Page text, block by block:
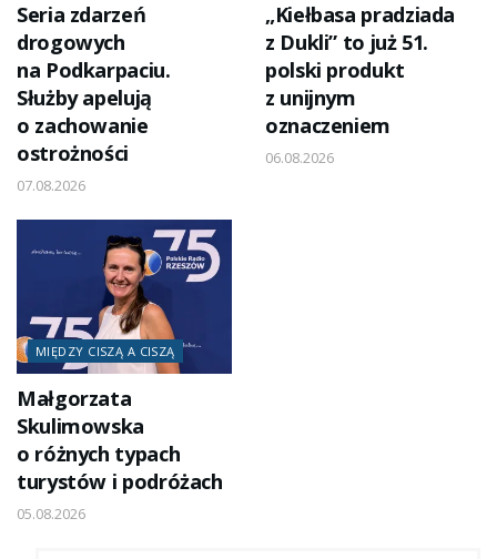
Seria zdarzeń
drogowych
na Podkarpaciu.
Służby apelują
o zachowanie
ostrożności
07.08.2026
„Kiełbasa pradziada
z Dukli” to już 51.
polski produkt
z unijnym
oznaczeniem
06.08.2026
MIĘDZY CISZĄ A CISZĄ
Małgorzata
Skulimowska
o różnych typach
turystów i podróżach
05.08.2026